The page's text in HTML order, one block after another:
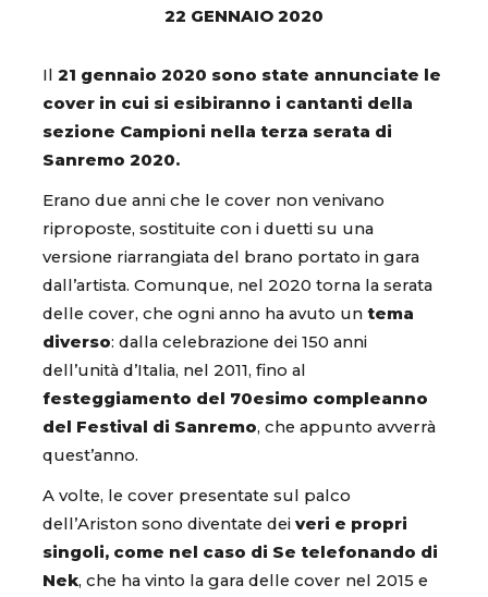
22 GENNAIO 2020
Il 21 gennaio 2020 sono state annunciate le
cover in cui si esibiranno i cantanti della
sezione Campioni nella terza serata di
Sanremo 2020.
Erano due anni che le cover non venivano
riproposte, sostituite con i duetti su una
versione riarrangiata del brano portato in gara
dall’artista. Comunque, nel 2020 torna la serata
delle cover, che ogni anno ha avuto un tema
diverso: dalla celebrazione dei 150 anni
dell’unità d’Italia, nel 2011, fino al
festeggiamento del 70esimo compleanno
del Festival di Sanremo, che appunto avverrà
quest’anno.
A volte, le cover presentate sul palco
dell’Ariston sono diventate dei veri e propri
singoli, come nel caso di Se telefonando di
Nek, che ha vinto la gara delle cover nel 2015 e